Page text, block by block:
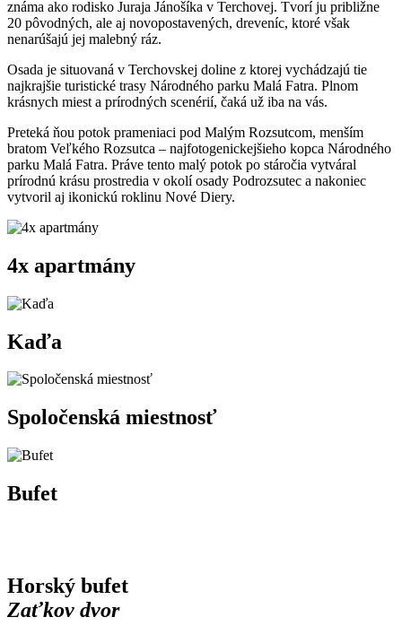
známa ako rodisko Juraja Jánošíka v Terchovej. Tvorí ju približne
20 pôvodných, ale aj novopostavených, dreveníc, ktoré však
nenarúšajú jej malebný ráz.
Osada je situovaná v Terchovskej doline z ktorej vychádzajú tie
najkrajšie turistické trasy Národného parku Malá Fatra. Plnom
krásnych miest a prírodných scenérií, čaká už iba na vás.
Preteká ňou potok prameniaci pod Malým Rozsutcom, menším
bratom Veľkého Rozsutca – najfotogenickejšieho kopca Národného
parku Malá Fatra. Práve tento malý potok po stáročia vytváral
prírodnú krásu prostredia v okolí osady Podrozsutec a nakoniec
vytvoril aj ikonickú roklinu Nové Diery.
4x apartmány
Kaďa
Spoločenská miestnosť
Bufet
Horský bufet
Zaťkov dvor